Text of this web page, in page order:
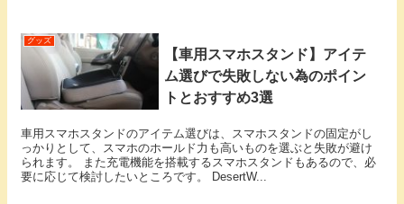
グッズ
【車用スマホスタンド】アイテ
ム選びで失敗しない為のポイン
トとおすすめ3選
車用スマホスタンドのアイテム選びは、スマホスタンドの固定がし
っかりとして、スマホのホールド力も高いものを選ぶと失敗が避け
られます。 また充電機能を搭載するスマホスタンドもあるので、必
要に応じて検討したいところです。 DesertW...